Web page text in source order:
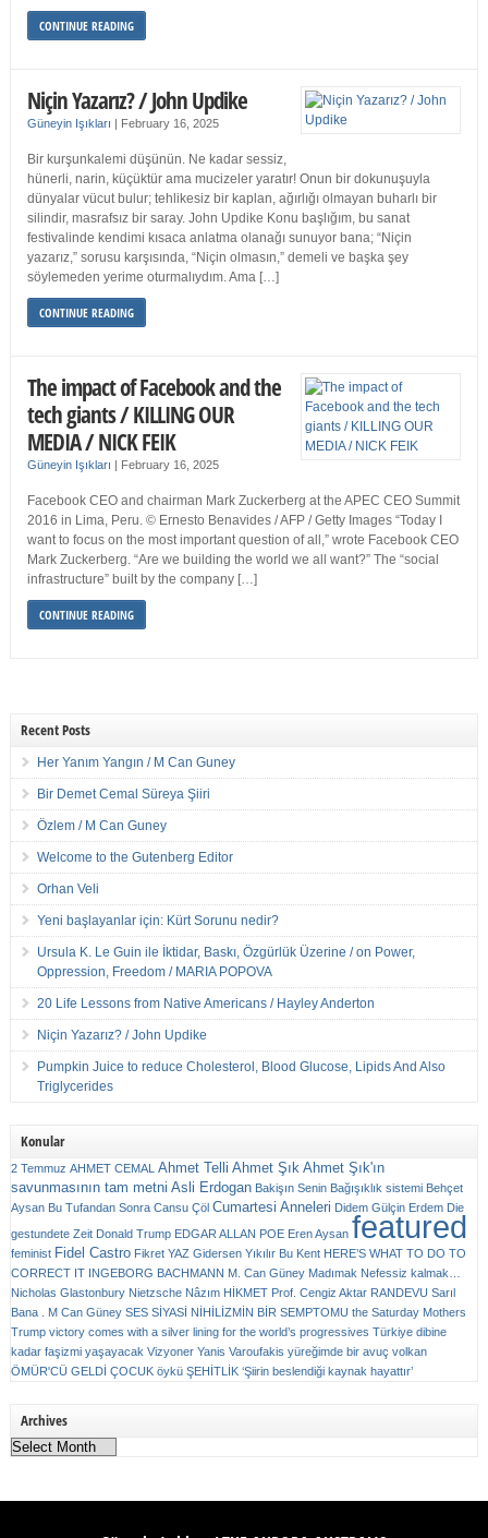
CONTINUE READING
Niçin Yazarız? / John Updike
Güneyin Işıkları | February 16, 2025
Bir kurşunkalemi düşünün. Ne kadar sessiz,
hünerli, narin, küçüktür ama mucizeler yaratır! Onun bir dokunuşuyla
dünyalar vücut bulur; tehlikesiz bir kaplan, ağırlığı olmayan buharlı bir
silindir, masrafsız bir saray. John Updike Konu başlığım, bu sanat
festivalinde kendimi kısaca anlatma olanağı sunuyor bana; “Niçin
yazarız,” sorusu karşısında, “Niçin olmasın,” demeli ve başka şey
söylemeden yerime oturmalıydım. Ama […]
CONTINUE READING
The impact of Facebook and the
tech giants / KILLING OUR
MEDIA / NICK FEIK
Güneyin Işıkları | February 16, 2025
Facebook CEO and chairman Mark Zuckerberg at the APEC CEO Summit
2016 in Lima, Peru. © Ernesto Benavides / AFP / Getty Images “Today I
want to focus on the most important question of all,” wrote Facebook CEO
Mark Zuckerberg. “Are we building the world we all want?” The “social
infrastructure” built by the company […]
CONTINUE READING
Recent Posts
Her Yanım Yangın / M Can Guney
Bir Demet Cemal Süreya Şiiri
Özlem / M Can Guney
Welcome to the Gutenberg Editor
Orhan Veli
Yeni başlayanlar için: Kürt Sorunu nedir?
Ursula K. Le Guin ile İktidar, Baskı, Özgürlük Üzerine / on Power,
Oppression, Freedom / MARIA POPOVA
20 Life Lessons from Native Americans / Hayley Anderton
Niçin Yazarız? / John Updike
Pumpkin Juice to reduce Cholesterol, Blood Glucose, Lipids And Also
Triglycerides
Konular
2 Temmuz AHMET CEMAL Ahmet Telli Ahmet Şık Ahmet Şık'ın
savunmasının tam metni Asli Erdogan Bakişın Senin Bağışıklık sistemi Behçet
Aysan Bu Tufandan Sonra Cansu Çöl Cumartesi Anneleri Didem Gülçin Erdem Die
gestundete Zeit Donald Trump EDGAR ALLAN POE Eren Aysan featured
feminist Fidel Castro Fikret YAZ Gidersen Yıkılır Bu Kent HERE’S WHAT TO DO TO
CORRECT IT INGEBORG BACHMANN M. Can Güney Madımak Nefessiz kalmak…
Nicholas Glastonbury Nietzsche Nâzım HİKMET Prof. Cengiz Aktar RANDEVU Sarıl
Bana . M Can Güney SES SİYASİ NİHİLİZMİN BİR SEMPTOMU the Saturday Mothers
Trump victory comes with a silver lining for the world’s progressives Türkiye dibine
kadar faşizmi yaşayacak Vizyoner Yanis Varoufakis yüreğimde bir avuç volkan
ÖMÜR'CÜ GELDİ ÇOCUK öykü ŞEHİTLİK ‘Şiirin beslendiği kaynak hayattır’
Archives
Archives